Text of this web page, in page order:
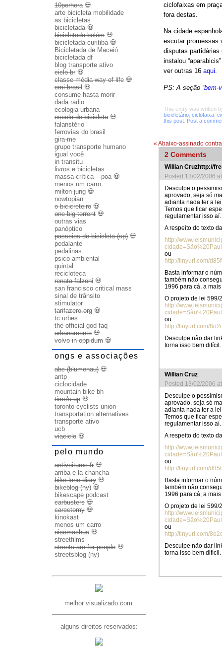
ciclofaixas em
fora destas.
Na cidade
escutar promessas
disputas partidárias
instalou
ver outras 16 aqui.
PS: A seção “bem-
This entry was written
bicicletário ciclofaixa
this post Post a
« Abaixo-assinado
2 Comments
Willian Cruzhttp://
Posted 13/02/2006
Desculpe o
aprovado, seja só
adianta nada ter a
Temos que ficar
regulamentar isso aí.
A respeito do texto
http://
ou
http://tinyurl.com/
Basta informar o
também não
1996 para cá, a
O projeto de lei 599/
http://
ou
http://tinyurl.com/
Desculpe não dar
torna isso bem difícil.
Willian Cruz
Posted 13/02/2006
Desculpe o
aprovado, seja só
adianta nada ter a
Temos que ficar
regulamentar isso aí.
A respeito do texto
http://
ou
http://tinyurl.com/
Basta informar o
também não
1996 para cá, a
O projeto de lei 599/
http://
ou
http://tinyurl.com/
Desculpe não dar
torna isso bem difícil.
10porhora💀
arte bicicleta mobilidade
as bicicletas
bicicletada💀
bicicletada belém 💀
bicicletada curitiba💀
Bicicletada de Maceió
bicicletada df
blog transporte ativo
ciclo br 💀
classe média way of life 💀
cmi brasil 💀
consume hasta morir
dada radio
ecologia urbana
escola de bicicleta💀
falanstério
ferrovias do brasil
gira-me
grupo transporte humano
igual você
in transitu
livros e bicicletas
massa crítica – poa💀
menos um carro
milton jung 💀
nowtopian
o bicicreteiro 💀
one big torrent 💀
outras vias
panóptico
passeios de bicicleta (sp) 💀
pedalante
pedalinas
psico-ambiental
quintal
recicloteca
renata falzoni 💀
san francisco critical mass
sinal de trânsito
stimulator
tarifazero.org 💀
tc urbes
the official god faq
urbanamente 💀
volvo in oppidum 💀
ongs e associações
abc (blumenau) 💀
antp
ciclocidade
mountain bike bh
time's up 💀
toronto cyclists union
transportation alternatives
transporte ativo
ucb
viaciclo 💀
pelo mundo
antivoitures.fr 💀
arriba e la chancha
bike lane diary 💀
bikeblog (ny) 💀
bikescape podcast
carbusters 💀
carectomy 💀
kinokast
menos um carro
nicomachus 💀
streetfilms
streets are for people 💀
streetsblog (ny)
melhor visualizado com:
alguns direitos reservados: